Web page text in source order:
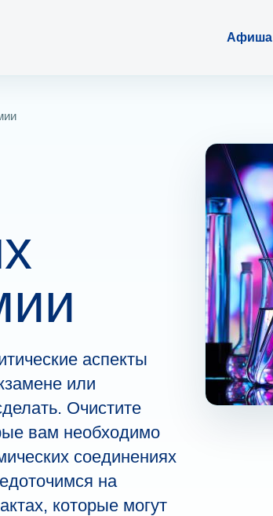
Афиша
аспекты
или
Очистите
вам необходимо
соединениях
на
которые могут